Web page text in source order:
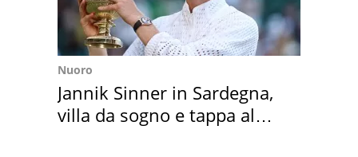
Nuoro
Jannik Sinner in Sardegna,
villa da sogno e tappa al